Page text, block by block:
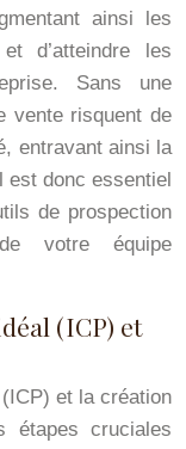
ainsi les
d’atteindre les
Sans une
vente risquent de
entravant ainsi la
est donc essentiel
de prospection
votre équipe
(ICP) et
et la création
étapes cruciales